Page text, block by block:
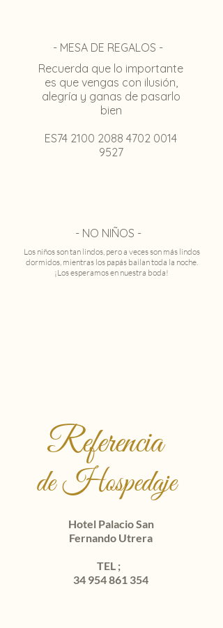
- MESA DE REGALOS -
Recuerda que lo importante
es que vengas con ilusión,
alegría y ganas de pasarlo
bien
ES74 2100 2088 4702 0014
9527
- NO NIÑOS -
Los niños son tan lindos, pero a veces son más lindos
dormidos, mientras los papás bailan toda la noche.
¡Los esperamos en nuestra boda!
Referencia
de Hospedaje
Hotel Palacio San
Fernando Utrera
TEL ;
34 954 861 354